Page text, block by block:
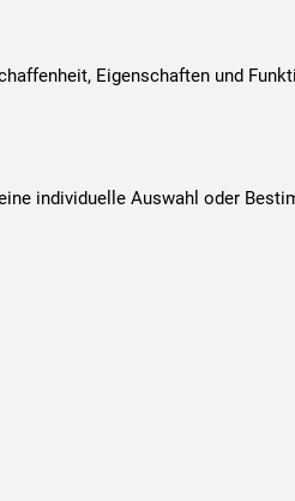
Eigenschaften und
individuelle Auswahl oder